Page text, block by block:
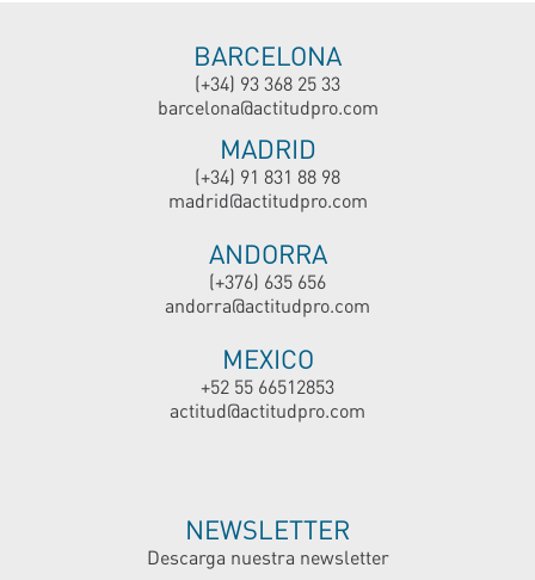
BARCELONA
(+34) 93 368 25 33
barcelona@actitudpro.com
MADRID
(+34) 91 831 88 98
madrid@actitudpro.com
ANDORRA
(+376) 635 656
andorra@actitudpro.com
MEXICO
+52 55 66512853
actitud@actitudpro.com
NEWSLETTER
Descarga nuestra newsletter